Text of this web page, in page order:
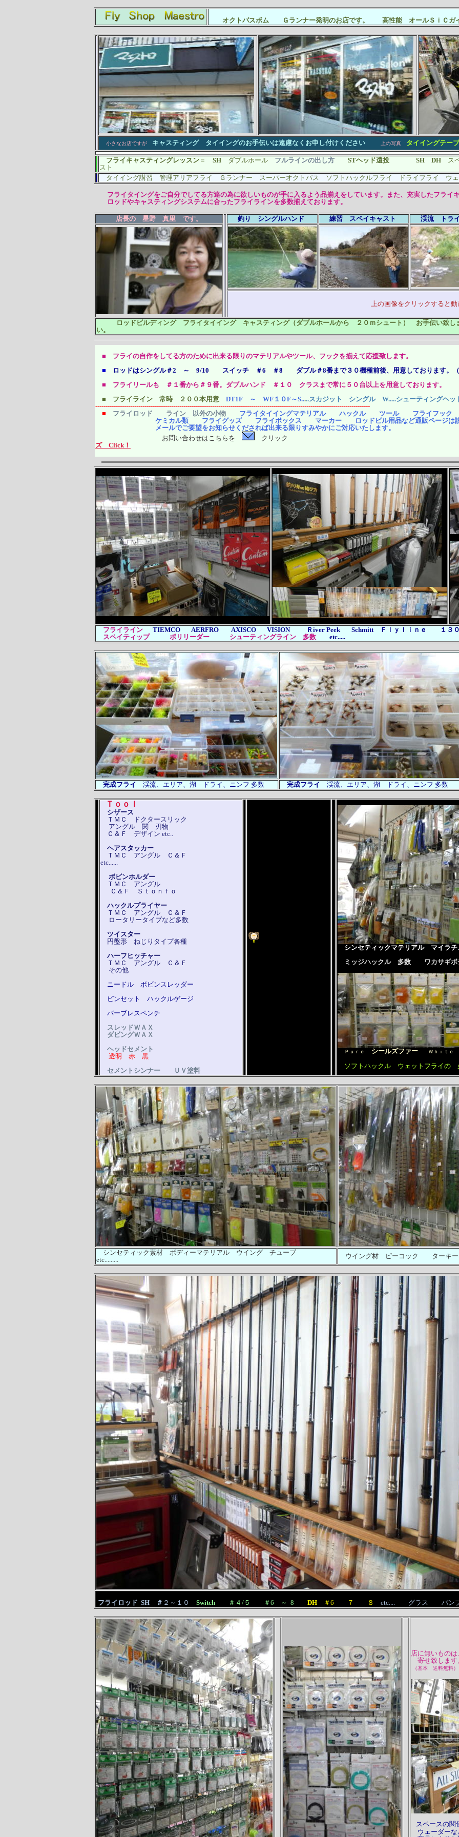
オクトパスボム Ｇランナー発明のお店です。 高性能 オールＳｉＣガイ
小さなお店ですが キャスティング タイイングのお手伝いは遠慮なくお申し付けください 上の写真 タイイングテ
フライキャスティングレッスン ＝ SH ダブルホール フルラインの出し方 STヘッド遠投 SH DH ス
スト
タイイング講習 管理アリアフライ Ｇランナー スーパーオクトパス ソフトハックルフライ ドライフライ ウ
フライタイングをご自分でしてる方達の為に欲しいものが手に入るよう品揃えをしています。また、充実したフライ
ロッドやキャスティングシステムに合ったフライラインを多数揃えております。
店長の 星野 真里 です。 釣り シングルハンド 練習 スペイキャスト 渓流 トラ
上の画像をクリックすると動画が見
ロッドビルディング フライタイイング キャスティング（ダブルホールから ２０ｍシュート） お手伝い致し
い。
■
フライの自作をしてる方のために出来る限りのマテリアルやツール、フックを揃えて応援致します。
■
ロッドはシングル＃2 ～ 9/10 スイッチ ＃6 ＃8 ダブル＃8番まで３０機種前後、用意しております。（
■ フライリールも ＃１番から＃９番。ダブルハンド ＃１０ クラスまで常に５０台以上を用意しております。
■
フライライン 常時 ２００本用意 DT1F ～ WF１０F～S.....スカジット シングル W.....シューティングヘッ
--------------------------------------------------------------------------------------------------------------------------------------
■
フライロッド ライン 以外の小物 フライタイイングマテリアル ハックル ツール フライフ
ケミカル類 フライグッズ フライボックス マーカー ロッドビル用品など通販ページは設け
メールでご要望をお知らせくだされば出来る限りすみやかにご対応いたします。
お問い合わせはこちらを
クリッ
ズ Click！
フライライン TIEMCO AERFRO AXISCO VISION Ｒiver Peek Schmitt Ｆｌｙｌｉｎｅ １３０
スペイティップ ポリリーダー シューティングライン 多数 etc.....
完成フライ 渓流、エリア、湖 ドライ、ニンフ 多数 完成フライ 渓流、エリア、湖 ドライ、ニンフ 多数
Ｔｏｏｌ
シザース
ＴＭＣ ドクタースリック
アングル 関 刃物
Ｃ＆Ｆ デザイン etc..
ヘアスタッカー
ＴＭＣ アングル Ｃ＆Ｆ
etc......
ボビンホルダー
ＴＭＣ アングル
Ｃ＆Ｆ Ｓｔｏｎｆｏ
ハックルプライヤー
ＴＭＣ アングル Ｃ＆Ｆ
ロータリータイプなど多数
ツイスター
円盤形 ねじりタイプ各種
ハーフヒッチャー
ＴＭＣ アングル Ｃ＆Ｆ
その他
ニードル ボビンスレッダー
ピンセット ハックルゲージ
バーブレスペンチ
スレッドＷＡＸ
ダビングＷＡＸ
ヘッドセメント
透明 赤 黒
セメントシンナー ＵＶ塗料
シンセティックマテリアル マイ
ミッジハックル 多数 ワカサギ
Ｐｕｒｅ シールズファー Ｗｈｉｔｅ
ソフトハックル ウェットフライの
シンセティック素材 ボディーマテリアル ウイング チューブ
etc.........
ウイング材 ピーコック ターキ
フライロッド SH ＃ ２～１０ Switch ＃４/５ ＃6 ～ 8 DH ＃6 ７ ８ etc.... グラス バ
店に無いもの
寄せ致します
（基本 送料無料）
スペースの
ウェーダーな